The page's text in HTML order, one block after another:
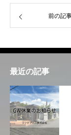
前の記
最近の記事